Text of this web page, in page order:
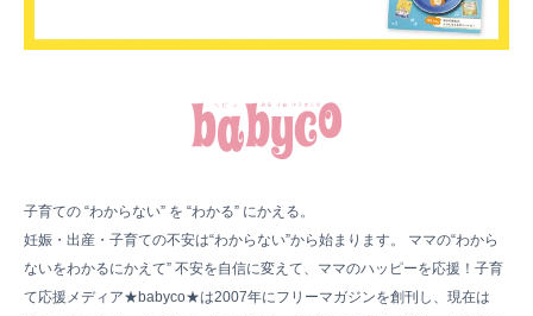
子育ての “わからない” を “わかる” にかえる。
妊娠・出産・子育ての不安は“わからない”から始まります。 ママの“わから
ないをわかるにかえて” 不安を自信に変えて、ママのハッピーを応援！子育
て応援メディア★babyco★は2007年にフリーマガジンを創刊し、現在は